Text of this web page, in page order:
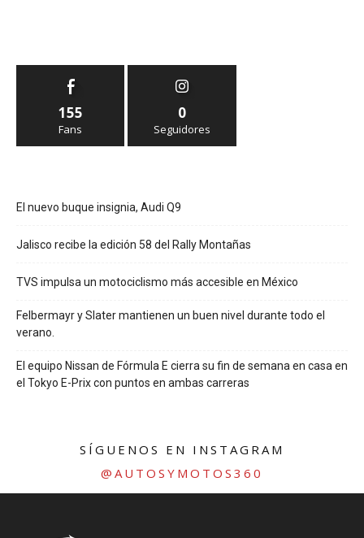
155
Fans
0
Seguidores
El nuevo buque insignia, Audi Q9
Jalisco recibe la edición 58 del Rally Montañas
TVS impulsa un motociclismo más accesible en México
Felbermayr y Slater mantienen un buen nivel durante todo el
verano.
El equipo Nissan de Fórmula E cierra su fin de semana en casa en
el Tokyo E-Prix con puntos en ambas carreras
SÍGUENOS EN INSTAGRAM
@AUTOSYMOTOS360